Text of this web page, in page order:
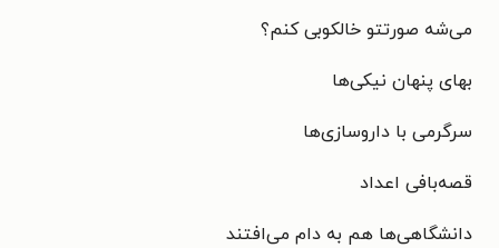
می‌شه صورتتو خالکوبی کنم؟
بهای پنهان نیکی‌ها
سرگرمی با داروسازی‌ها
قصه‌بافی اعداد
دانشگاهی‌ها هم به دام می‌افتند